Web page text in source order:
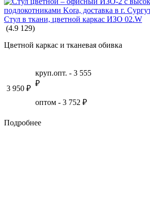
Стул в ткани, цветной каркас ИЗО 02.W
(4.9 129)
Цветной каркас и тканевая обивка
3 950 ₽
круп.опт. - 3 555
₽
оптом - 3 752 ₽
Подробнее